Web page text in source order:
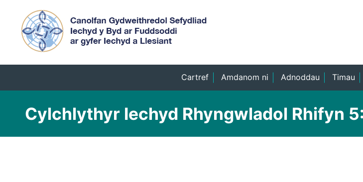
Cartref Amdanom ni Adnoddau Timau
Cylchlythyr Iechyd Rhyngwladol Rhifyn